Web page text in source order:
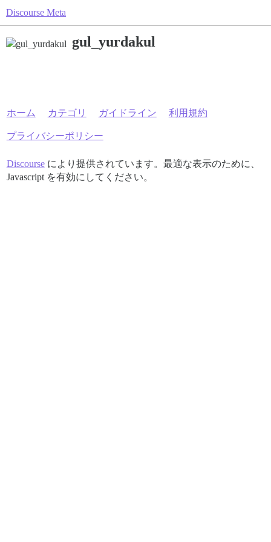
Discourse Meta
gul_yurdakul
ホーム カテゴリ ガイドライン 利用規約
プライバシーポリシー
Discourseにより提供されています。最適な表示のために、
Javascript を有効にしてください。